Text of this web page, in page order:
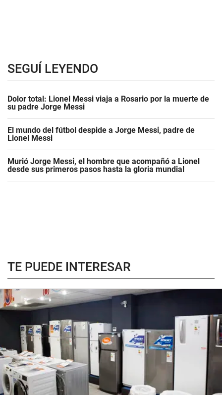
SEGUÍ LEYENDO
Dolor total: Lionel Messi viaja a Rosario por la muerte de
su padre Jorge Messi
El mundo del fútbol despide a Jorge Messi, padre de
Lionel Messi
Murió Jorge Messi, el hombre que acompañó a Lionel
desde sus primeros pasos hasta la gloria mundial
TE PUEDE INTERESAR